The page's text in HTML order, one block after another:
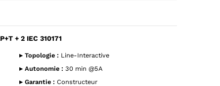
2 IEC 310171 — YouShop DZ
2P+T + 2 IEC 310171 — YouShop DZ
+ 2 IEC 310171
▸ Topologie : Line-Interactive
▸ Autonomie : 30 min @5A
▸ Garantie : Constructeur